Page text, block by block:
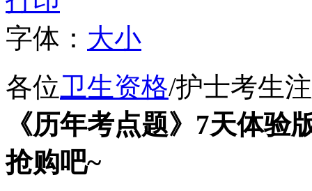
字体： 大小
各位卫生资格/护士考生
《历年考点题》7天体验
抢购吧~